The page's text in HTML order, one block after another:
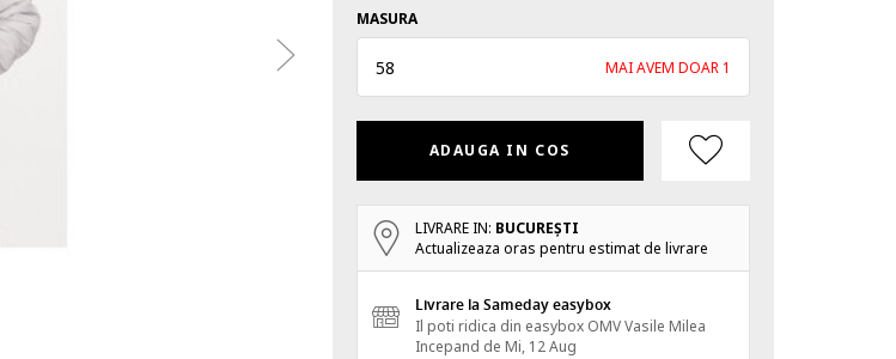
MASURA
58 MAI AVEM DOAR 1
ADAUGA IN COS
LIVRARE IN: BUCUREŞTI
Actualizeaza oras pentru estimat de livrare
Livrare la Sameday easybox
Il poti ridica din easybox OMV Vasile Milea
Incepand de Mi, 12 Aug